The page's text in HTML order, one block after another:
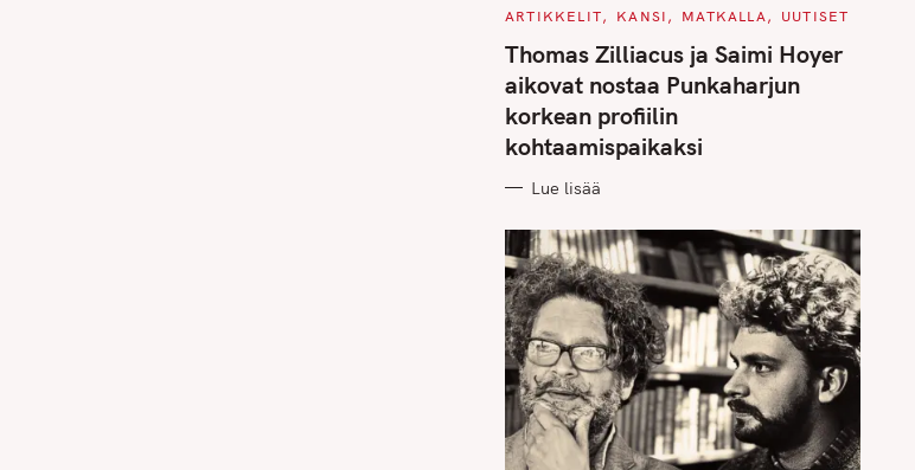
C
T
E
O
R
I
E
S
ARTIKKELIT KANSI MATKALLA UUTISET
Thomas Zilliacus ja Saimi Hoyer
aikovat nostaa Punkaharjun
korkean profiilin
kohtaamispaikaksi
Lue lisää